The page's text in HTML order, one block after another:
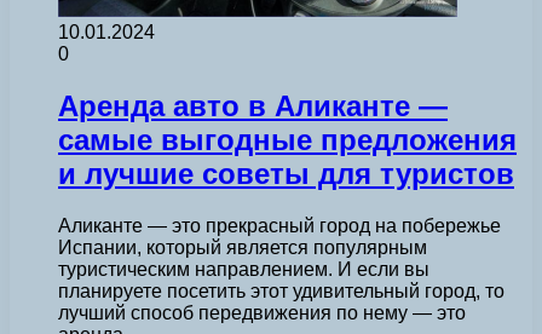
10.01.2024
0
Аренда авто в Аликанте —
самые выгодные предложения
и лучшие советы для туристов
Аликанте — это прекрасный город на побережье
Испании, который является популярным
туристическим направлением. И если вы
планируете посетить этот удивительный город, то
лучший способ передвижения по нему — это